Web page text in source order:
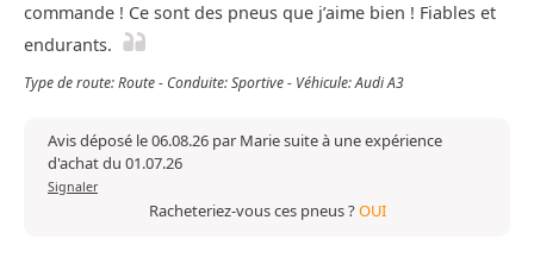
commande ! Ce sont des pneus que j’aime bien ! Fiables et
endurants.
Type de route: Route - Conduite: Sportive - Véhicule: Audi A3
Avis déposé le 06.08.26 par Marie suite à une expérience
d'achat du 01.07.26
Signaler
Racheteriez-vous ces pneus ?OUI